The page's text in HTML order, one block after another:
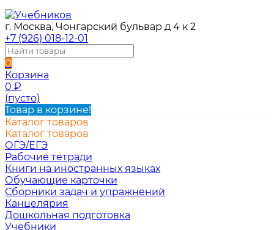
г. Москва, Чонгарский бульвар д 4 к 2
+7 (926) 018-12-01
0
Корзина
0 ₽
(пусто)
Товар в корзине!
Каталог товаров
Каталог товаров
ОГЭ/ЕГЭ
Рабочие тетради
Книги на иностранных языках
Обучающие карточки
Сборники задач и упражнений
Канцелярия
Дошкольная подготовка
Учебники